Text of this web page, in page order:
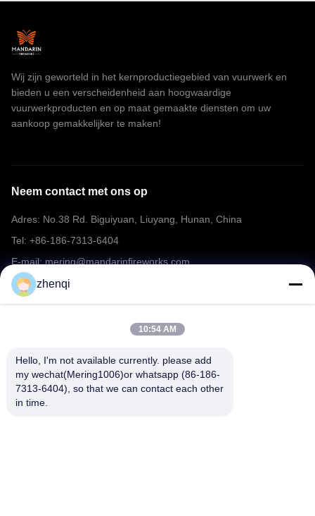
Wij zijn geworteld in het kernproductiegebied van vuurwerk en
bieden u een verscheidenheid aan hoogwaardige
vuurwerkproducten en op maat gemaakte diensten om uw
aankoop gemakkelijker te maken!
Neem contact met ons op
Adres: No.38 Rd. Biguiyuan, Liuyang, Hunan, China
Tel: +86-186-7313-6404
E-mail: mering@mandarinfireworks.com
Snelle links
zhenqi
10:54 AM
Hello, I'm not available currently. please add
my wechat(Mering1006)or whatsapp (86-186-
7313-6404), so that we can contact each other
in time.